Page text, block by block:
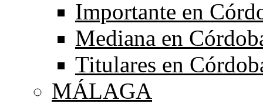
Importante en
Mediana en
Titulares en
MÁLAGA